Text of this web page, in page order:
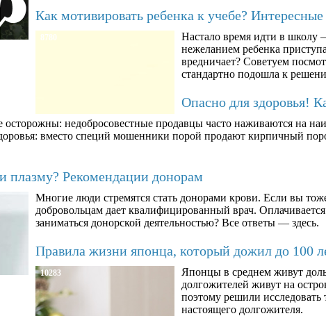
Как мотивировать ребенка к учебе?
8780
Настало время идти в школу
нежеланием ребенка
вредничает? Советуем
стандартно подошла к
Опасно для здоровья!
осторожны: недобросовестные продавцы часто наживаются на
вместо специй мошенники порой продают кирпичный
плазму? Рекомендации донорам
Многие люди стремятся стать донорами крови. Если вы
добровольцам дает квалифицированный врач.
заниматься донорской деятельностью? Все ответы — здесь.
Правила жизни японца, который дожил до 100
10283
Японцы в среднем живут
долгожителей живут на
поэтому решили исследовать
настоящего долгожителя.